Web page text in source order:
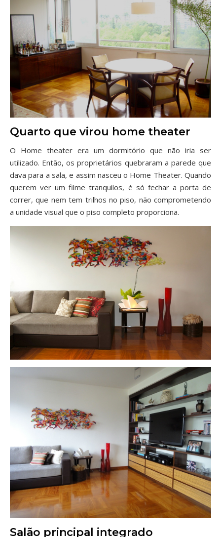
Quarto que virou home theater
O Home theater era um dormitório que não iria ser
utilizado. Então, os proprietários quebraram a parede que
dava para a sala, e assim nasceu o Home Theater. Quando
querem ver um filme tranquilos, é só fechar a porta de
correr, que nem tem trilhos no piso, não comprometendo
a unidade visual que o piso completo proporciona.
Salão principal integrado